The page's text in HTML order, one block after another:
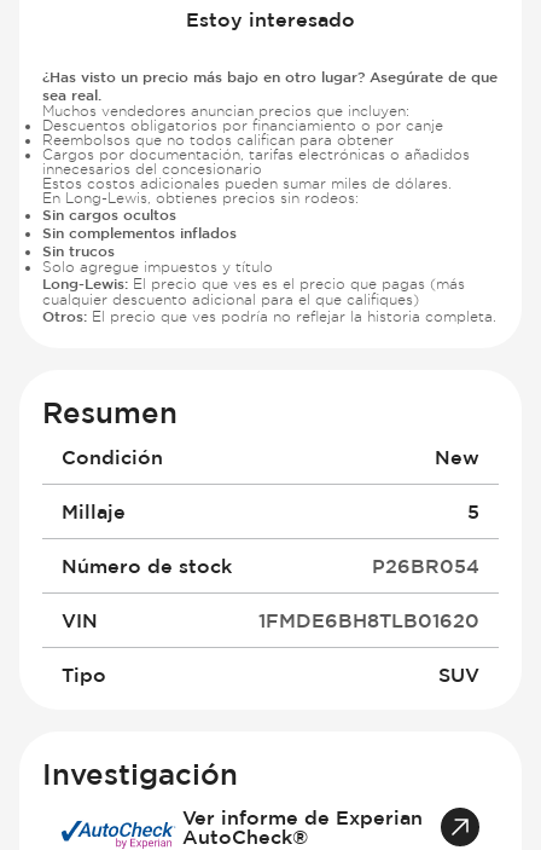
Estoy interesado
¿Has visto un precio más bajo en otro lugar? Asegúrate de que
sea real.
Muchos vendedores anuncian precios que incluyen:
Descuentos obligatorios por financiamiento o por canje
Reembolsos que no todos califican para obtener
Cargos por documentación, tarifas electrónicas o añadidos
innecesarios del concesionario
Estos costos adicionales pueden sumar miles de dólares.
En Long-Lewis, obtienes precios sin rodeos:
Sin cargos ocultos
Sin complementos inflados
Sin trucos
Solo agregue impuestos y título
Long-Lewis: El precio que ves es el precio que pagas (más
cualquier descuento adicional para el que califiques)
Otros: El precio que ves podría no reflejar la historia completa.
Resumen
Condición New
Millaje 5
Número de stock P26BR054
VIN 1FMDE6BH8TLB01620
Tipo SUV
Investigación
Ver informe de Experian
AutoCheck®